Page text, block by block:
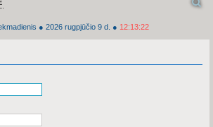
● 2026 rugpjūčio 9 d. ● 12:13:22